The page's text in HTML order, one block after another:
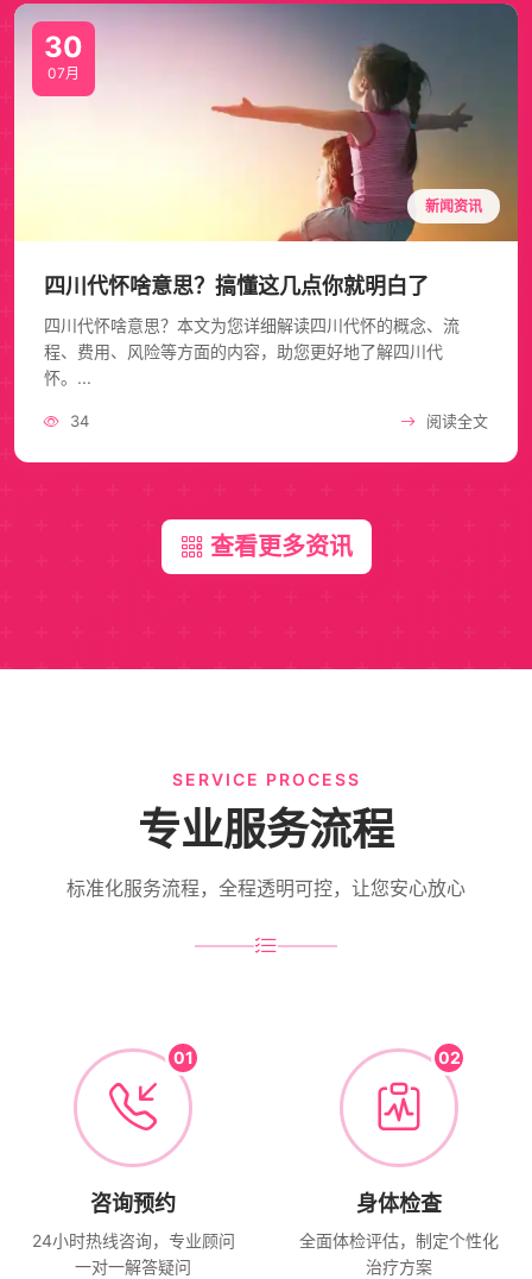
30
07月
新闻资讯
四川代怀啥意思？搞懂这几点你就明白了
四川代怀啥意思？本文为您详细解读四川代怀的概念、流
程、费用、风险等方面的内容，助您更好地了解四川代
怀。...
34 阅读全文
查看更多资讯
SERVICE PROCESS
专业服务流程
标准化服务流程，全程透明可控，让您安心放心
01
咨询预约
24小时热线咨询，专业顾问
一对一解答疑问
02
身体检查
全面体检评估，制定个性化
治疗方案